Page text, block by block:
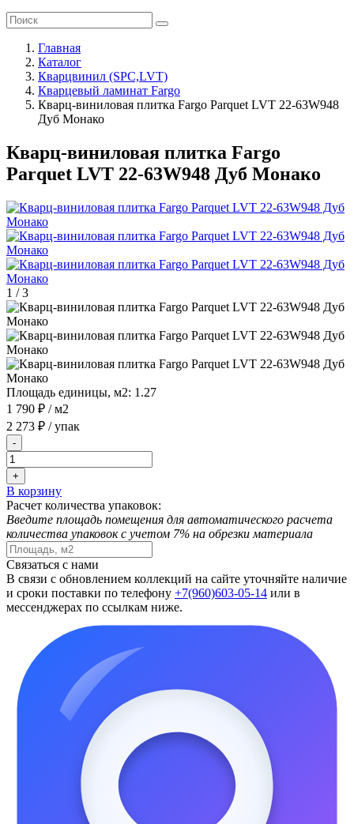
Главная
Каталог
Кварцвинил (SPC,LVT)
Кварцевый ламинат Fargo
Кварц-виниловая плитка Fargo Parquet LVT 22-63W948
Дуб Монако
Кварц-виниловая плитка Fargo
Parquet LVT 22-63W948 Дуб Монако
1 /3
Площадь единицы, м2: 1.27
1 790 ₽ / м2
2 273 ₽ / упак
-
+
В корзину
Расчет количества упаковок:
Введите площадь помещения для автоматического расчета
количества упаковок с учетом 7% на обрезки материала
Связаться с нами
В связи с обновлением коллекций на сайте уточняйте наличие
и сроки поставки по телефону +7(960)603-05-14 или в
мессенджерах по ссылкам ниже.